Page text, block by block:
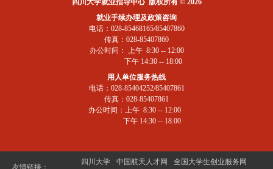
四川大学就业指导中心 版权所有 © 2026
就业手续办理及政策咨询
电话：028-85468165/85407860
传真：028-85407860
办公时间： 上午 8:30 -- 12:00
下午 14:30 -- 18:00
用人单位服务热线
电话：028-85404252/85407861
传真：028-85407861
办公时间：上午 8:30 -- 12:00
下午 14:30 -- 18:00
友情链接：
四川大学 中国航天人才网
全国大学生创业服务网